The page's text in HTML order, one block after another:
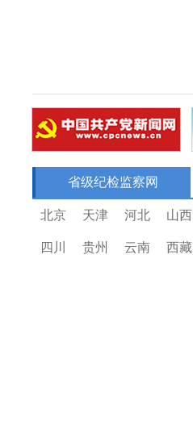
省级纪检监察网
北京 天津 河北 山西
四川 贵州 云南 西藏